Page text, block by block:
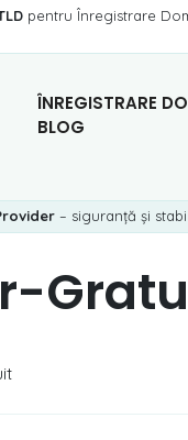
pentru Înregistrare
ÎNREGISTRARE
BLOG
– siguranță și